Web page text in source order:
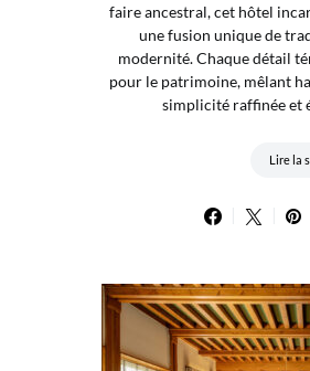
faire ancestral, cet hôtel
une fusion unique de
modernité. Chaque détail
pour le patrimoine, mêlant
simplicité raffinée et
Lire la